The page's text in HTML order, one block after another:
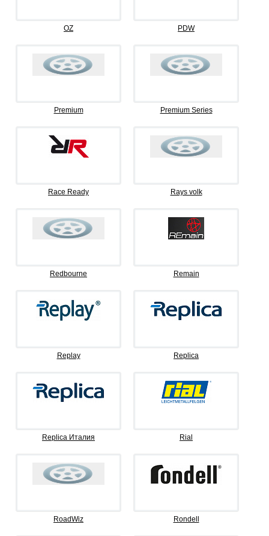
OZ PDW
Premium Premium Series
Race Ready Rays volk
Redbourne Remain
Replay Replica
Replica Италия Rial
RoadWiz Rondell